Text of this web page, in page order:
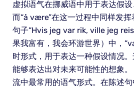
虚拟语气在挪威语中用于表达假设
而“å være”在这一过程中同样发
句子“Hvis jeg var rik, ville jeg
果我富有，我会环游世界）中，
时形式，用于表达一种假设情况
能够表达出对未来可能性的想象
流中最常用的语气形式。在陈述